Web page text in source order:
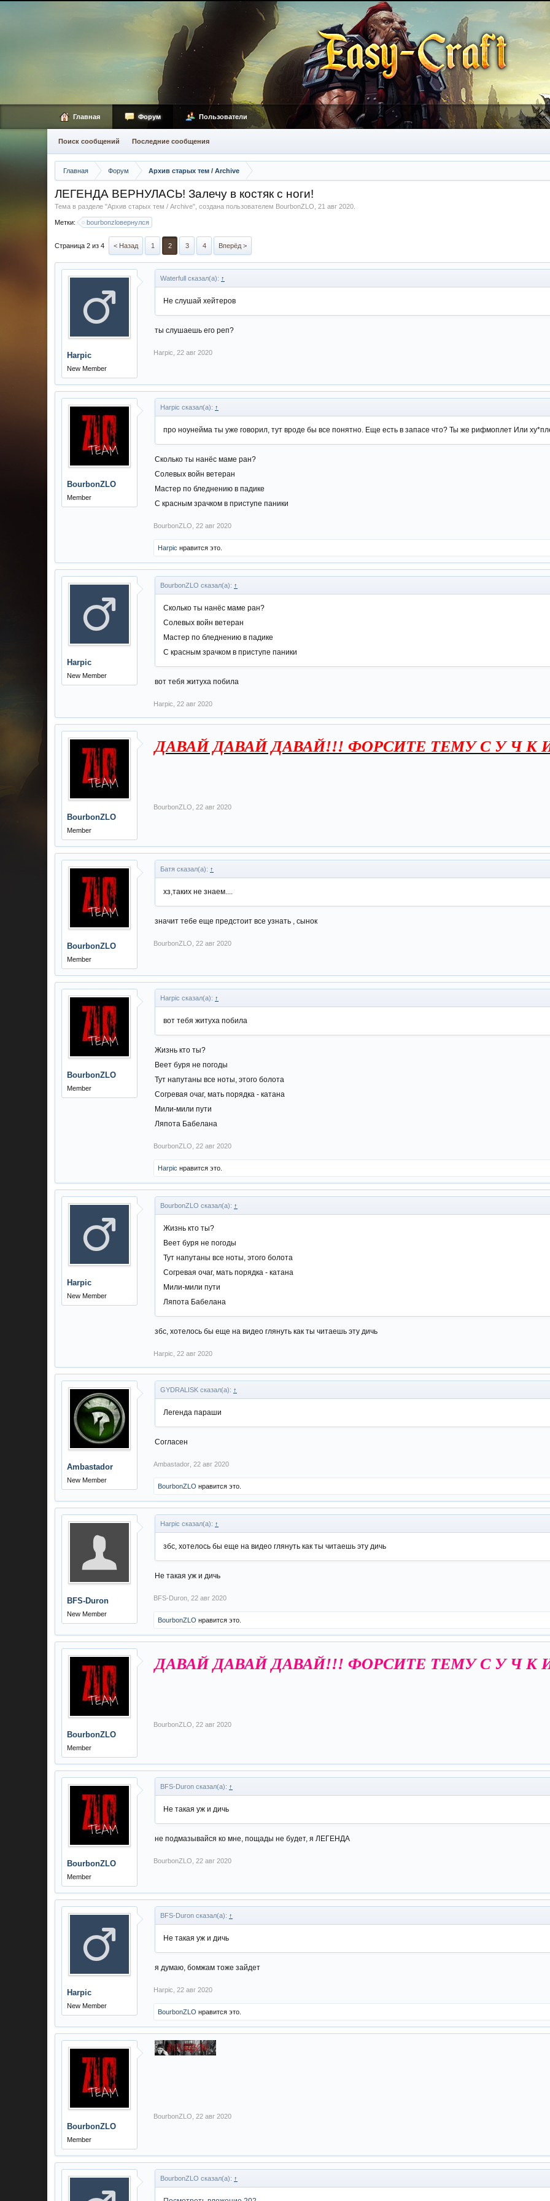
Главная Форум Архив старых тем / Archive
ЛЕГЕНДА ВЕРНУЛАСЬ! Залечу в костяк с ноги!
Тема в разделе "Архив старых тем / Archive", создана пользователем BourbonZLO 21 авг 2020
Метки: bourbonzloвернулся
Страница 2 из 4 < Назад 1 2 3 4 Вперёд >
Harpic
New Member
Waterfull сказал(а): ↑
Не слушай хейтеров
ты слушаешь его реп?
Harpic 22 авг 2020
BourbonZLO
Member
Harpic сказал(а): ↑
про ноунейма ты уже говорил, тут вроде бы все понятно. Еще есть в запасе что? Ты же рифмоплет Или
Сколько ты нанёс маме ран?
Солевых войн ветеран
Мастер по бледнению в падике
С красным зрачком в приступе паники
BourbonZLO 22 авг 2020
Harpic нравится это.
Harpic
New Member
BourbonZLO сказал(а): ↑
Сколько ты нанёс маме ран?
Солевых войн ветеран
Мастер по бледнению в падике
С красным зрачком в приступе паники
вот тебя житуха побила
Harpic 22 авг 2020
BourbonZLO
Member
ДАВАЙ ДАВАЙ ДАВАЙ!!! ФОРСИТЕ ТЕМУ С У Ч К
BourbonZLO 22 авг 2020
BourbonZLO
Member
Батя сказал(а): ↑
хз,таких не знаем....
значит тебе еще предстоит все узнать , сынок
BourbonZLO 22 авг 2020
BourbonZLO
Member
Harpic сказал(а): ↑
вот тебя житуха побила
Жизнь кто ты?
Веет буря не погоды
Тут напутаны все ноты, этого болота
Согревая очаг, мать порядка - катана
Мили-мили пути
Ляпота Бабелана
BourbonZLO 22 авг 2020
Harpic нравится это.
Harpic
New Member
BourbonZLO сказал(а): ↑
Жизнь кто ты?
Веет буря не погоды
Тут напутаны все ноты, этого болота
Согревая очаг, мать порядка - катана
Мили-мили пути
Ляпота Бабелана
збс, хотелось бы еще на видео глянуть как ты читаешь эту дичь
Harpic 22 авг 2020
Ambastador
New Member
GYDRALISK сказал(а): ↑
Легенда параши
Согласен
Ambastador 22 авг 2020
BourbonZLO нравится это.
BFS-Duron
New Member
Harpic сказал(а): ↑
збс, хотелось бы еще на видео глянуть как ты читаешь эту дичь
Не такая уж и дичь
BFS-Duron 22 авг 2020
BourbonZLO нравится это.
BourbonZLO
Member
ДАВАЙ ДАВАЙ ДАВАЙ!!! ФОРСИТЕ ТЕМУ С У Ч К
BourbonZLO 22 авг 2020
BourbonZLO
Member
BFS-Duron сказал(а): ↑
Не такая уж и дичь
не подмазывайся ко мне, пощады не будет, я ЛЕГЕНДА
BourbonZLO 22 авг 2020
Harpic
New Member
BFS-Duron сказал(а): ↑
Не такая уж и дичь
я думаю, бомжам тоже зайдет
Harpic 22 авг 2020
BourbonZLO нравится это.
BourbonZLO
Member
BourbonZLO 22 авг 2020
BourbonZLO сказал(а): ↑
Главная Форум
Поиск сообщений Последние сообщения
Пользователи